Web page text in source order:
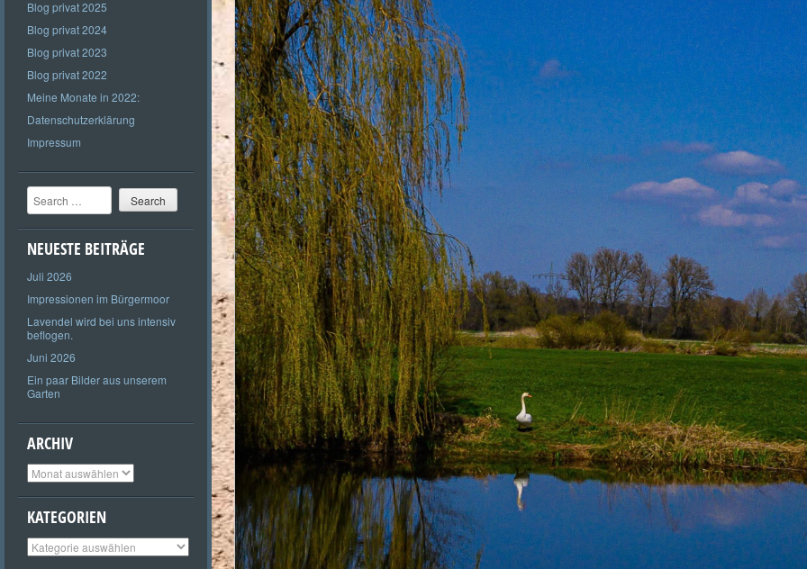
Blog privat 2025
Blog privat 2024
Blog privat 2023
Blog privat 2022
Meine Monate in 2022:
Datenschutzerklärung
Impressum
Search
NEUESTE BEITRÄGE
Juli 2026
Impressionen im Bürgermoor
Lavendel wird bei uns intensiv
beflogen.
Juni 2026
Ein paar Bilder aus unserem
Garten
ARCHIV
Archiv
KATEGORIEN
Kategorien